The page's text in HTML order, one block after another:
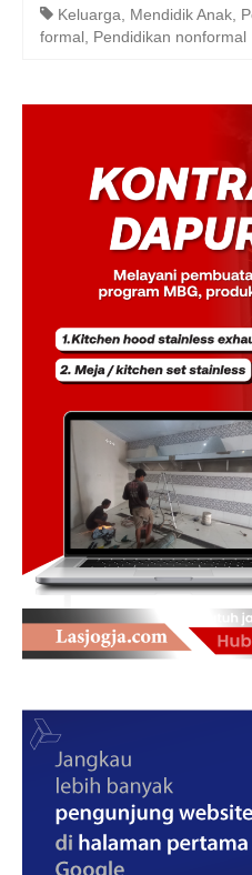
Keluarga Mendidik Anak
formal Pendidikan nonformal